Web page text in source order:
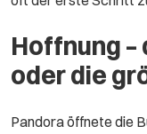
Hoffnung
oder die
Pandora öffnete die